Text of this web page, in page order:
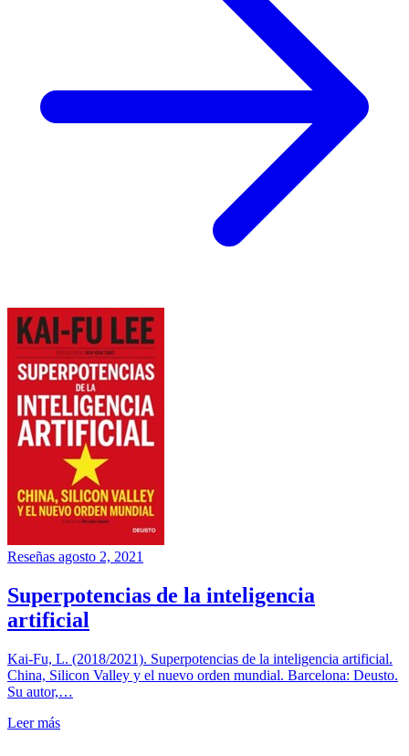
Reseñas agosto 2, 2021
Superpotencias de la inteligencia
artificial
Kai-Fu, L. (2018/2021). Superpotencias de la inteligencia artificial.
China, Silicon Valley y el nuevo orden mundial. Barcelona: Deusto.
Su autor,…
Leer más